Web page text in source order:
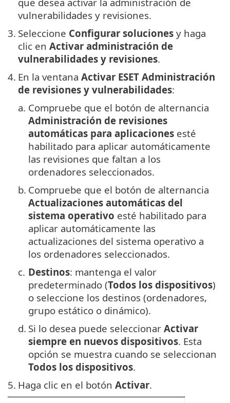
vulnerabilidades y revisiones.
3. Seleccione Configurar soluciones y haga
clic en Activar administración de
vulnerabilidades y revisiones.
4. En la ventana Activar ESET Administración
de revisiones y vulnerabilidades:
a. Compruebe que el botón de alternancia
Administración de revisiones
automáticas para aplicaciones esté
habilitado para aplicar automáticamente
las revisiones que faltan a los
ordenadores seleccionados.
b. Compruebe que el botón de alternancia
Actualizaciones automáticas del
sistema operativo esté habilitado para
aplicar automáticamente las
actualizaciones del sistema operativo a
los ordenadores seleccionados.
c. Destinos: mantenga el valor
predeterminado (Todos los dispositivos)
o seleccione los destinos (ordenadores,
grupo estático o dinámico).
d. Si lo desea puede seleccionar Activar
siempre en nuevos dispositivos. Esta
opción se muestra cuando se seleccionan
Todos los dispositivos.
5. Haga clic en el botón Activar.